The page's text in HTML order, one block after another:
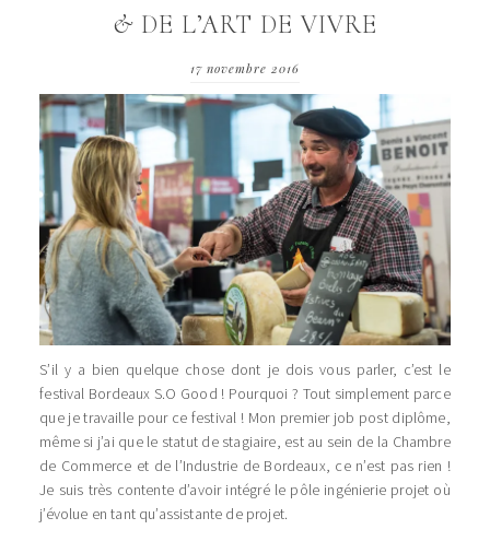
& DE L’ART DE VIVRE
17 novembre 2016
S’il y a bien quelque chose dont je dois vous parler, c’est le
festival Bordeaux S.O Good ! Pourquoi ? Tout simplement parce
que je travaille pour ce festival ! Mon premier job post diplôme,
même si j’ai que le statut de stagiaire, est au sein de la Chambre
de Commerce et de l’Industrie de Bordeaux, ce n’est pas rien !
Je suis très contente d’avoir intégré le pôle ingénierie projet où
j’évolue en tant qu’assistante de projet.